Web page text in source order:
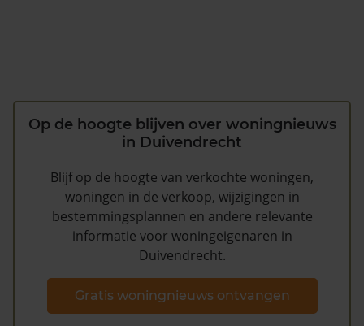
Op de hoogte blijven over woningnieuws
in Duivendrecht
Blijf op de hoogte van verkochte woningen,
woningen in de verkoop, wijzigingen in
bestemmingsplannen en andere relevante
informatie voor woningeigenaren in
Duivendrecht.
Gratis woningnieuws ontvangen